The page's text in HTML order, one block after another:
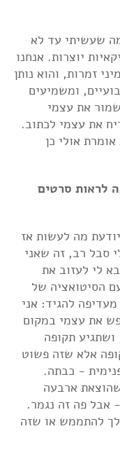
שעשיתי עד לא
יוצרות. אנחנו
זמרות, והוא נותן
ומשמיעים
את עצמי
את עצמי לכתוב.
אולי כן
לראות סרטים
מה לעשות אז
סבל רב, זה שאני
לי לעזוב את
הסיטואציה של
להגיד: אני
את עצמי במקום
תקופה
אלא שזה פשוט
- כבתה.
ארבעה
אבל פה זה נגמר.
להתממש או שזה